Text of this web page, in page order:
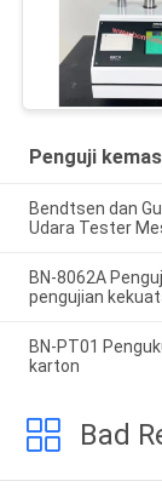
Penguji
Bendtsen dan
Udara Tester
BN-8062A
pengujian
BN-PT01
karton
Bad